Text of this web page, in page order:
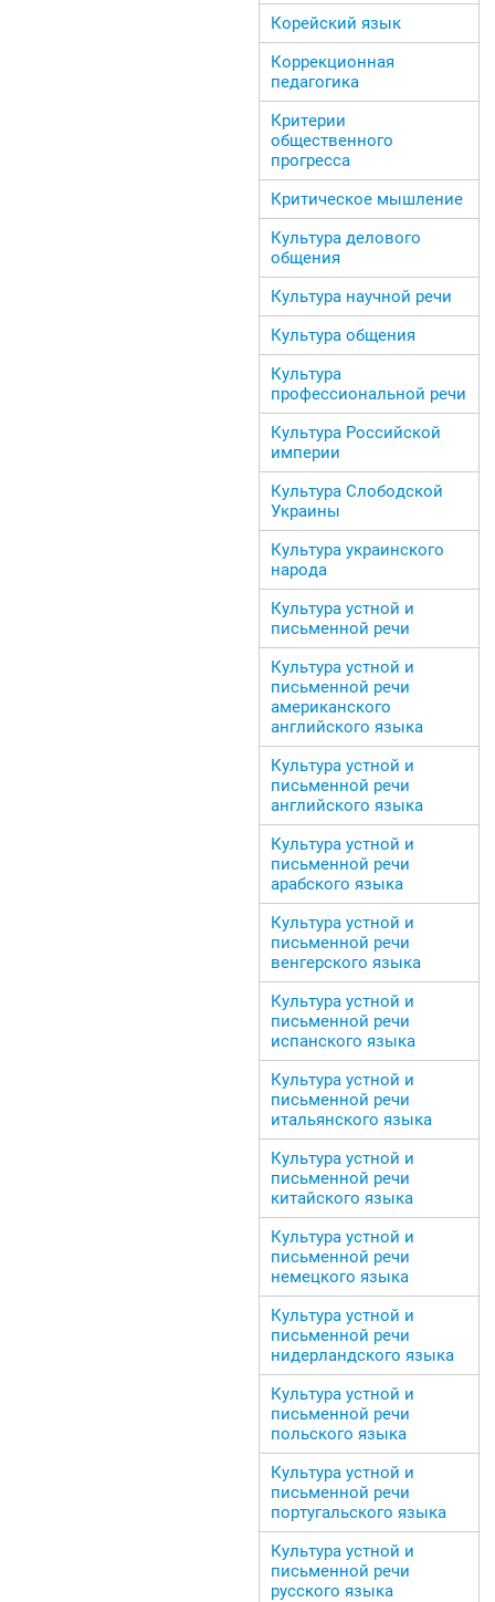
Корейский язык
Коррекционная
педагогика
Критерии
общественного
прогресса
Критическое мышление
Культура делового
общения
Культура научной речи
Культура общения
Культура
профессиональной речи
Культура Российской
империи
Культура Слободской
Украины
Культура украинского
народа
Культура устной и
письменной речи
Культура устной и
письменной речи
американского
английского языка
Культура устной и
письменной речи
английского языка
Культура устной и
письменной речи
арабского языка
Культура устной и
письменной речи
венгерского языка
Культура устной и
письменной речи
испанского языка
Культура устной и
письменной речи
итальянского языка
Культура устной и
письменной речи
китайского языка
Культура устной и
письменной речи
немецкого языка
Культура устной и
письменной речи
нидерландского языка
Культура устной и
письменной речи
польского языка
Культура устной и
письменной речи
португальского языка
Культура устной и
письменной речи
русского языка